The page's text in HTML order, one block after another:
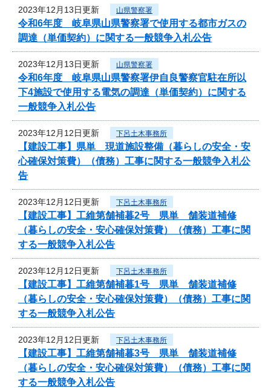
2023年12月13日更新 山県警察署
令和6年度 岐阜県山県警察署で使用する都市ガスの
調達（単価契約）に関する一般競争入札公告
2023年12月13日更新 山県警察署
令和6年度 岐阜県山県警察署伊自良警察官駐在所以
下4施設で使用する電気の調達（単価契約）に関する
一般競争入札公告
2023年12月12日更新 下呂土木事務所
【建設工事】県単 現道施設整備（暮らしの安全・安
心確保対策費）（債務）工事に関する一般競争入札公
告
2023年12月12日更新 下呂土木事務所
【建設工事】工維第舗補暮2号 県単 舗装道補修
（暮らしの安全・安心確保対策費）（債務）工事に関
する一般競争入札公告
2023年12月12日更新 下呂土木事務所
【建設工事】工維第舗補暮1号 県単 舗装道補修
（暮らしの安全・安心確保対策費）（債務）工事に関
する一般競争入札公告
2023年12月12日更新 下呂土木事務所
【建設工事】工維第舗補暮3号 県単 舗装道補修
（暮らしの安全・安心確保対策費）（債務）工事に関
する一般競争入札公告